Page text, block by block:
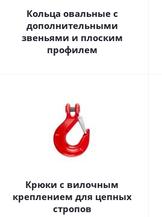
Кольца овальные с
дополнительными
звеньями и плоским
профилем
Крюки с вилочным
креплением для цепных
стропов